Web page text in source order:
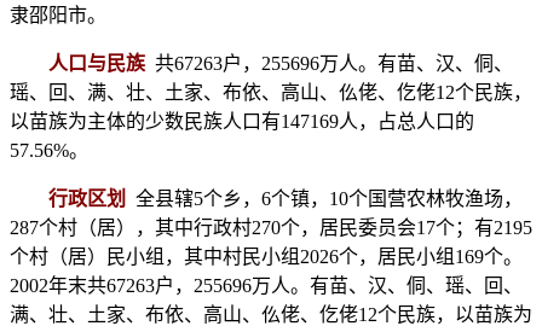
隶邵阳市。
人口与民族 共67263户，255696万人。有苗、汉、侗、
瑶、回、满、壮、土家、布依、高山、仫佬、仡佬12个民族，
以苗族为主体的少数民族人口有147169人，占总人口的
57.56%。
行政区划
全县辖5个乡，6个镇，10个国营农林牧渔场，
287个村（居），其中行政村270个，居民委员会17个；有2195
个村（居）民小组，其中村民小组2026个，居民小组169个。
2002年末共67263户，255696万人。有苗、汉、侗、瑶、回、
满、壮、土家、布依、高山、仫佬、仡佬12个民族，以苗族为